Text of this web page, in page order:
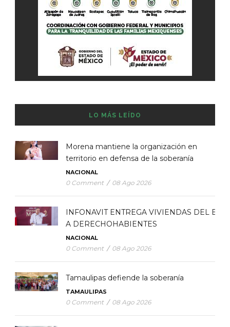
LO MÁS LEÍDO
Morena mantiene la organización en
territorio en defensa de la soberanía
NACIONAL
0 Comment / 08 Ago 2026
INFONAVIT ENTREGA VIVIENDAS DEL
A DERECHOHABIENTES
NACIONAL
0 Comment / 08 Ago 2026
Tamaulipas defiende la soberanía
TAMAULIPAS
0 Comment / 08 Ago 2026